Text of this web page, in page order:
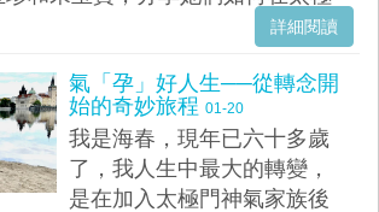
詳細閱讀
氣「孕」好人生──從轉念開
始的奇妙旅程 01-20
我是海春，現年已六十多歲
了，我人生中最大的轉變，
是在加入太極門神氣家族後